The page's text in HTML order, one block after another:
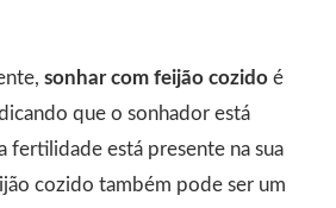
sonhar com feijão cozido é
que o sonhador está
fertilidade está presente na sua
cozido também pode ser um